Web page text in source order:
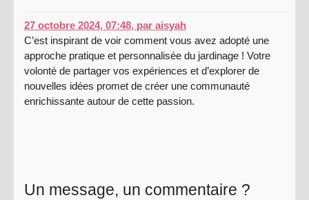
27 octobre 2024, 07:48, paraisyah
C’est inspirant de voir comment vous avez adopté une
approche pratique et personnalisée du jardinage ! Votre
volonté de partager vos expériences et d’explorer de
nouvelles idées promet de créer une communauté
enrichissante autour de cette passion.
Un message, un commentaire ?